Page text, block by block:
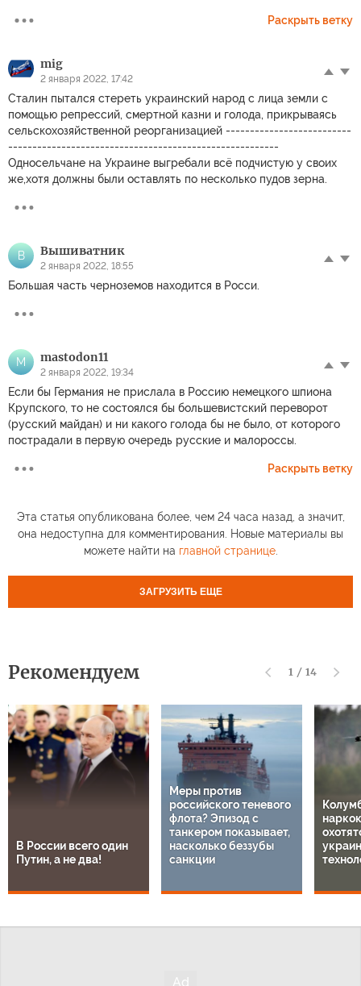
Раскрыть ветку
mig
2 января 2022, 17:42
Сталин пытался стереть украинский народ с лица земли с
помощью репрессий, смертной казни и голода, прикрываясь
сельскохозяйственной реорганизацией --------------------------
--------------------------------------------------------
Односельчане на Украине выгребали всё подчистую у своих
же,хотя должны были оставлять по несколько пудов зерна.
В Вышиватник
2 января 2022, 18:55
Большая часть черноземов находится в Росси.
M mastodon11
2 января 2022, 19:34
Если бы Германия не прислала в Россию немецкого шпиона
Крупского, то не состоялся бы большевистский переворот
(русский майдан) и ни какого голода бы не было, от которого
пострадали в первую очередь русские и малороссы.
Раскрыть ветку
Эта статья опубликована более, чем 24 часа назад, а значит,
она недоступна для комментирования. Новые материалы вы
можете найти на главной странице.
ЗАГРУЗИТЬ ЕЩЕ
Рекомендуем 1 / 14
В России всего один
Путин, а не два!
Меры против
российского теневого
флота? Эпизод с
танкером показывает,
насколько беззубы
санкции